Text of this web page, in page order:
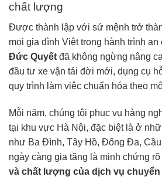
chất lượng
Được thành lập với sứ mệnh trở
mọi gia đình Việt trong hành trình
Đức Quyết đã không ngừng nâng
đầu tư xe vận tải đời mới, dụng cụ
quy trình làm việc chuẩn hóa theo
Mỗi năm, chúng tôi phục vụ hàng
tại khu vực Hà Nội, đặc biệt là ở
như Ba Đình, Tây Hồ, Đống Đa,
ngày càng gia tăng là minh chứng
và chất lượng của dịch vụ